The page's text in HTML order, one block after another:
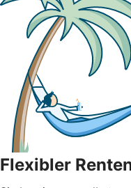
Flexibler